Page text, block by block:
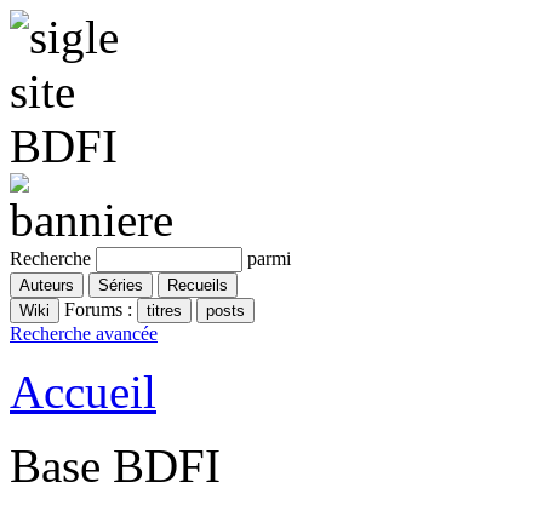
Recherche parmi
Forums :
Recherche avancée
Accueil
Base BDFI